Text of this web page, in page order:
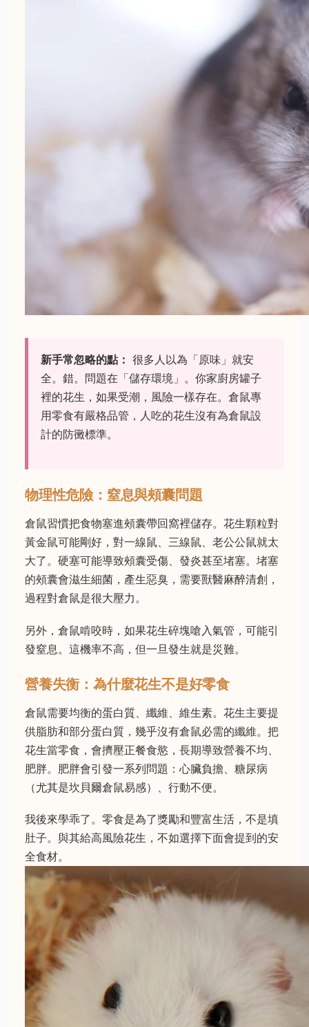
新手常忽略的點： 很多人以為「原味」就安
全。錯。問題在「儲存環境」。你家廚房罐子
裡的花生，如果受潮，風險一樣存在。倉鼠專
用零食有嚴格品管，人吃的花生沒有為倉鼠設
計的防黴標準。
物理性危險：窒息與頰囊問題
倉鼠習慣把食物塞進頰囊帶回窩裡儲存。花生顆粒對
黃金鼠可能剛好，對一線鼠、三線鼠、老公公鼠就太
大了。硬塞可能導致頰囊受傷、發炎甚至堵塞。堵塞
的頰囊會滋生細菌，產生惡臭，需要獸醫麻醉清創，
過程對倉鼠是很大壓力。
另外，倉鼠啃咬時，如果花生碎塊嗆入氣管，可能引
發窒息。這機率不高，但一旦發生就是災難。
營養失衡：為什麼花生不是好零食
倉鼠需要均衡的蛋白質、纖維、維生素。花生主要提
供脂肪和部分蛋白質，幾乎沒有倉鼠必需的纖維。把
花生當零食，會擠壓正餐食慾，長期導致營養不均、
肥胖。肥胖會引發一系列問題：心臟負擔、糖尿病
（尤其是坎貝爾倉鼠易感）、行動不便。
我後來學乖了。零食是為了獎勵和豐富生活，不是填
肚子。與其給高風險花生，不如選擇下面會提到的安
全食材。